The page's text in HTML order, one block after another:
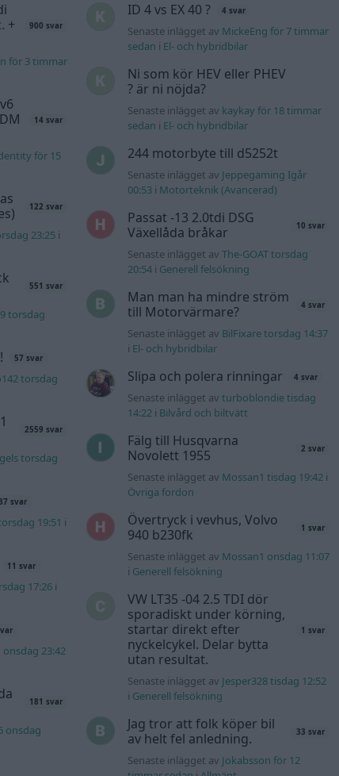
+
900 svar
för 3 timmar
14 svar
för 15
122 svar
23:25i
551 svar
torsdag
57 svar
torsdag
2559 svar
torsdag
svar
19:51 i
11 svar
17:26i
23:42
181 svar
onsdag
ID 4 vs EX 40 ? 4 svar
Senaste inlägget av MickeEng för 7 timmar
sedan i El- och hybridbilar
Ni som kör HEV eller PHEV
? är ni nöjda?
Senaste inlägget av kaykay för 18 timmar
sedan i El- och hybridbilar
244 motorbyte till d5252t
Senaste inlägget av Jeppegaming Igår
00:53i Motorteknik (Avancerad)
Passat -13 2.0tdi DSG
Växellåda bråkar
10 svar
Senaste inlägget av The-GOAT torsdag
20:54i Generell felsökning
Man man ha mindre ström
till Motorvärmare?
4 svar
Senaste inlägget av BilFixare torsdag 14:37
i El- och hybridbilar
Slipa och polera rinningar 4 svar
Senaste inlägget av turboblondie tisdag
14:22i Bilvård och biltvätt
Fälg till Husqvarna
Novolett 1955
2 svar
Senaste inlägget av Mossan1 tisdag 19:42i
Övriga fordon
Övertryck i vevhus, Volvo
940 b230fk
1 svar
Senaste inlägget av Mossan1 onsdag 11:07
i Generell felsökning
VW LT35 -04 2.5 TDI dör
sporadiskt under körning,
startar direkt efter
nyckelcykel. Delar bytta
utan resultat.
1 svar
Senaste inlägget av Jesper328 tisdag 12:52
i Generell felsökning
Jag tror att folk köper bil
av helt fel anledning.
33 svar
Senaste inlägget av Jokabsson för 12